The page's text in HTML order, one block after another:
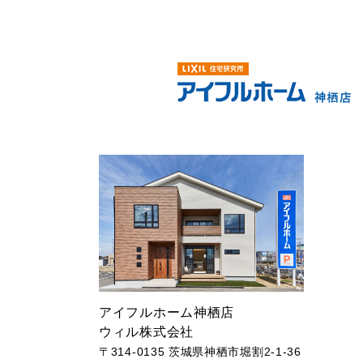
アイフルホーム神栖店
ウィル株式会社
〒314-0135 茨城県神栖市堀割2-1-36